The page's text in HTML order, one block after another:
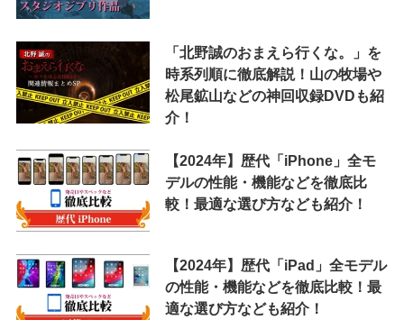
「北野誠のおまえら行くな。」を
時系列順に徹底解説！山の牧場や
松尾鉱山などの神回収録DVDも紹
介！
【2024年】歴代「iPhone」全モ
デルの性能・機能などを徹底比
較！最適な選び方なども紹介！
【2024年】歴代「iPad」全モデル
の性能・機能などを徹底比較！最
適な選び方なども紹介！